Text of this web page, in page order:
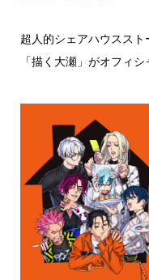
超人的シェアハウスス
「描く大瀬」がオフィ